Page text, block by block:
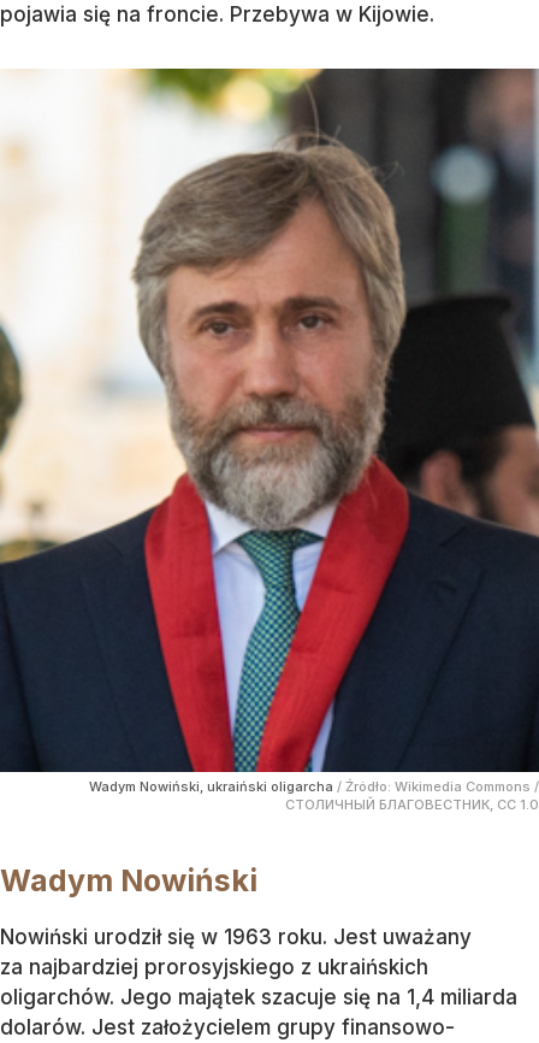
pojawia się na froncie. Przebywa w Kijowie.
Wadym Nowiński, ukraiński oligarcha / Źródło: Wikimedia Commons /
СТОЛИЧНЫЙ БЛАГОВЕСТНИК, CC 1.0
Wadym Nowiński
Nowiński urodził się w 1963 roku. Jest uważany
za najbardziej prorosyjskiego z ukraińskich
oligarchów. Jego majątek szacuje się na 1,4 miliarda
dolarów. Jest założycielem grupy finansowo-